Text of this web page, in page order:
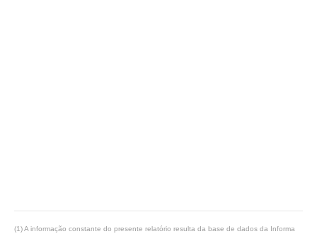
(1) A informação constante do presente relatório resulta da base de dados da Informa